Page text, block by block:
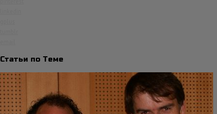
Статьи по Теме